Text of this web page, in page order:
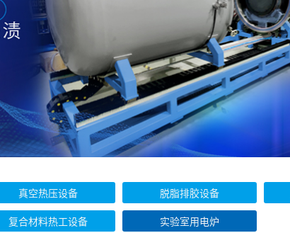
真空热压设备 脱脂排胶设备
复合材料热工设备 实验室用电炉